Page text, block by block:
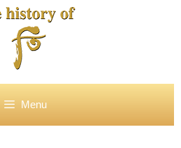
Menu